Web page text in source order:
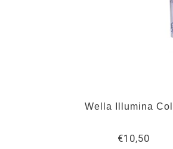
Wella Illumina
€10,50